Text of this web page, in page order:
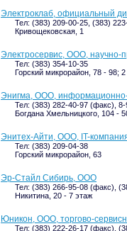
Электроклаб, официальный
Тел: (383) 209-00-25, (383)
Кривощековская, 1
Электросервис, ООО, научно-
Тел: (383) 354-10-35
Горский микрорайон, 78 - 98;
Энигма, ООО, информационно-
Тел: (383) 282-40-97 (факс),
Богдана Хмельницкого, 104 -
Энитех-Айти, ООО, IT-
Тел: (383) 209-04-38
Горский микрорайон, 63
Эр-Стайл Сибирь, ООО
Тел: (383) 266-95-08 (факс),
Никитина, 20 - 7 этаж
Юникон, ООО, торгово-
Тел: (383) 222-26-17 (факс),